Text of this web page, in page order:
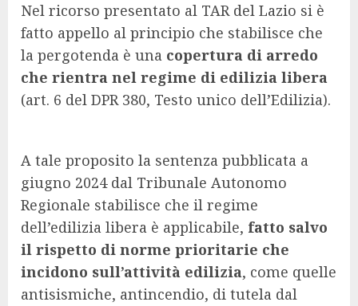
Nel ricorso presentato al TAR del Lazio si è
fatto appello al principio che stabilisce che
la pergotenda è una copertura di arredo
che rientra nel regime di edilizia libera
(art. 6 del DPR 380, Testo unico dell’Edilizia).
A tale proposito la sentenza pubblicata a
giugno 2024 dal Tribunale Autonomo
Regionale stabilisce che il regime
dell’edilizia libera è applicabile, fatto salvo
il rispetto di norme prioritarie che
incidono sull’attività edilizia, come quelle
antisismiche, antincendio, di tutela dal